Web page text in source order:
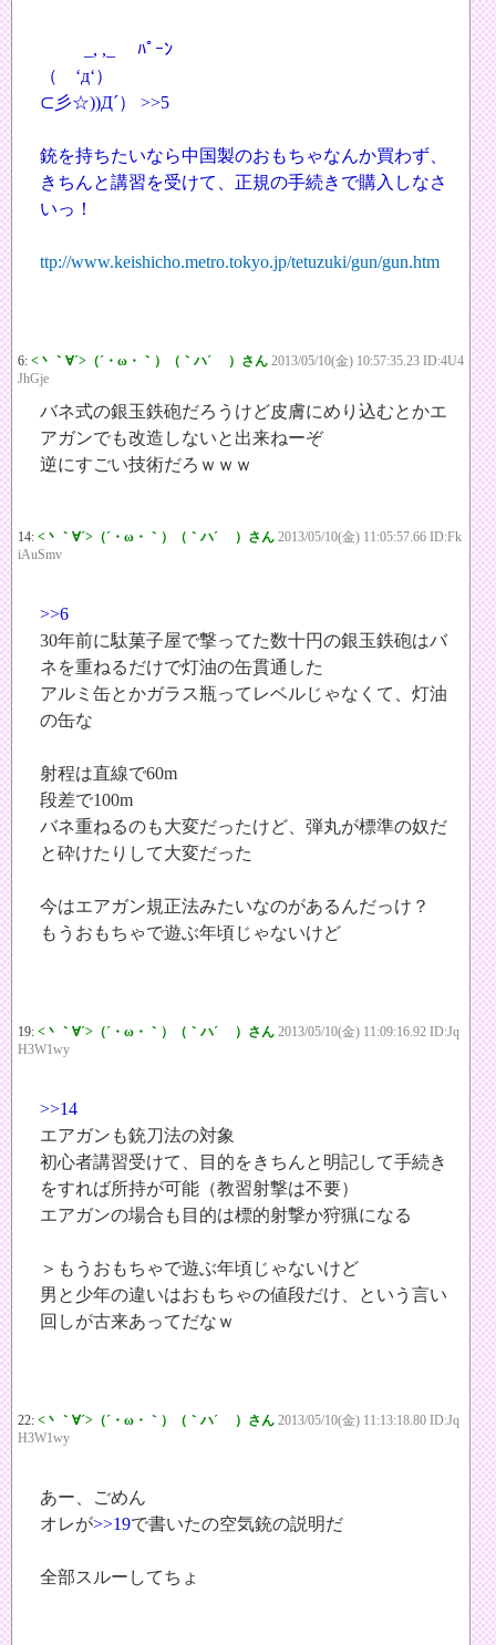
_, ,_ ﾊﾟｰﾝ
（ ‘д‘）
⊂彡☆))Д´） >>5
銃を持ちたいなら中国製のおもちゃなんか買わず、
きちんと講習を受けて、正規の手続きで購入しなさ
いっ！
ttp://www.keishicho.metro.tokyo.jp/tetuzuki/gun/gun.htm
6: <丶｀∀´>（´・ω・｀）（｀ハ´ ）さん 2013/05/10(金) 10:57:35.23 ID:4U4
JhGje
バネ式の銀玉鉄砲だろうけど皮膚にめり込むとかエ
アガンでも改造しないと出来ねーぞ
逆にすごい技術だろｗｗｗ
14: <丶｀∀´>（´・ω・｀）（｀ハ´ ）さん 2013/05/10(金) 11:05:57.66 ID:Fk
iAuSmv
>>6
30年前に駄菓子屋で撃ってた数十円の銀玉鉄砲はバ
ネを重ねるだけで灯油の缶貫通した
アルミ缶とかガラス瓶ってレベルじゃなくて、灯油
の缶な
射程は直線で60m
段差で100m
バネ重ねるのも大変だったけど、弾丸が標準の奴だ
と砕けたりして大変だった
今はエアガン規正法みたいなのがあるんだっけ？
もうおもちゃで遊ぶ年頃じゃないけど
19: <丶｀∀´>（´・ω・｀）（｀ハ´ ）さん 2013/05/10(金) 11:09:16.92 ID:Jq
H3W1wy
>>14
エアガンも銃刀法の対象
初心者講習受けて、目的をきちんと明記して手続き
をすれば所持が可能（教習射撃は不要）
エアガンの場合も目的は標的射撃か狩猟になる
＞もうおもちゃで遊ぶ年頃じゃないけど
男と少年の違いはおもちゃの値段だけ、という言い
回しが古来あってだなｗ
22: <丶｀∀´>（´・ω・｀）（｀ハ´ ）さん 2013/05/10(金) 11:13:18.80 ID:Jq
H3W1wy
あー、ごめん
オレが>>19で書いたの空気銃の説明だ
全部スルーしてちょ